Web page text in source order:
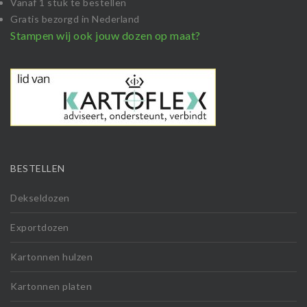
Vanaf 1 stuk te bestellen
Gratis bezorgd in Nederland
Stampen wij ook jouw dozen op maat?
BESTELLEN
Dekseldozen
Exportdozen
Kartonnen hulzen
Kartonnen platen